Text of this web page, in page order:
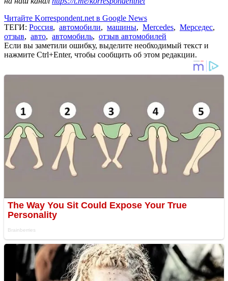
Читайте Korrespondent.net в Google News
ТЕГИ: Россия, автомобили, машины, Mercedes, Мерседес,
отзыв, авто, автомобиль, отзыв автомобилей
Если вы заметили ошибку, выделите необходимый текст и
нажмите Ctrl+Enter, чтобы сообщить об этом редакции.